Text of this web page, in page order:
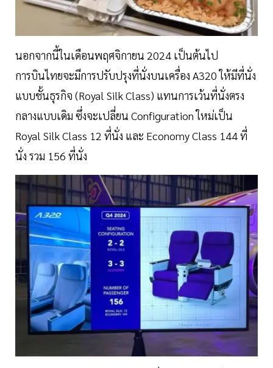
นอกจากนี้ในเดือนพฤศจิกายน 2024 เป็นต้นไป
การบินไทยจะมีการปรับปรุงที่นั่งบนเครื่อง A320 ให้มีที่นั่ง
แบบชั้นธุรกิจ (Royal Silk Class) แทนการเว้นที่นั่งตรง
กลางแบบเดิม ซึ่งจะเปลี่ยน Configuration ใหม่เป็น
Royal Silk Class 12 ที่นั่ง และ Economy Class 144 ที่
นั่ง รวม 156 ที่นั่ง